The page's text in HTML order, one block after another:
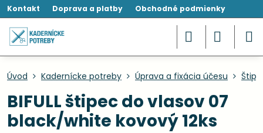
Kontakt Doprava a platby Obchodné podmienky
Úvod Kadernícke potreby Úprava a fixácia účesu
BIFULL štipec do vlasov 07
black/white kovový 12ks